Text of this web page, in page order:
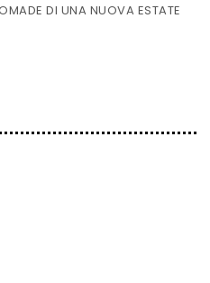
DI UNA NUOVA ESTATE